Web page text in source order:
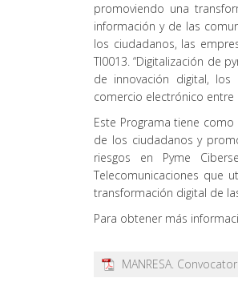
promoviendo una
información y de las
los ciudadanos, las
TI0013. “Digitalización de
de innovación digital, los
comercio electrónico entre
Este Programa tiene
de los ciudadanos y
riesgos en Pyme
Telecomunicaciones que
transformación digital de
Para obtener más
MANRESA.